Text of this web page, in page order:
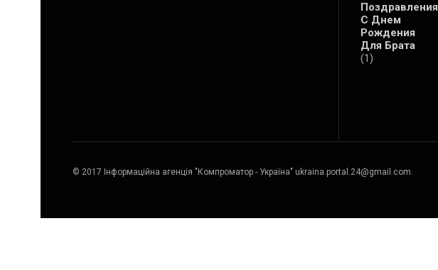
Поздравления
С Днем
Рождения
Для Брата
(1)
© 2017 Інформаційна агенція "Компроматор - Україна" ukraina.portal.24@gmail.com.